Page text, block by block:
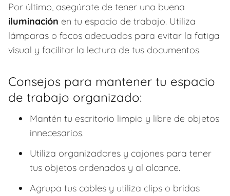
Por último, asegúrate de tener una buena
iluminación en tu espacio de trabajo. Utiliza
lámparas o focos adecuados para evitar la fatiga
visual y facilitar la lectura de tus documentos.
Consejos para mantener tu espacio
de trabajo organizado:
Mantén tu escritorio limpio y libre de objetos
innecesarios.
Utiliza organizadores y cajones para tener
tus objetos ordenados y al alcance.
Agrupa tus cables y utiliza clips o bridas